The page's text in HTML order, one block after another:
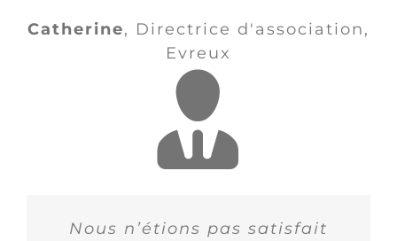
Catherine, Directrice d'association,
Evreux
Nous n’étions pas satisfait